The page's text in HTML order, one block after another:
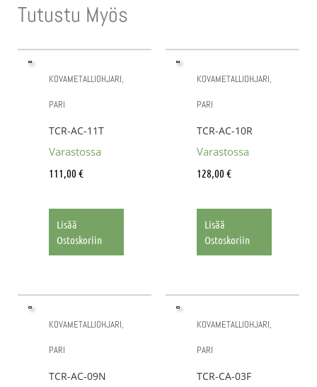
Tutustu Myös
KOVAMETALLIOHJARI,
PARI
TCR-AC-11T
Varastossa
111,00 €
Lisää
Ostoskoriin
KOVAMETALLIOHJARI,
PARI
TCR-AC-10R
Varastossa
128,00 €
Lisää
Ostoskoriin
KOVAMETALLIOHJARI,
PARI
TCR-AC-09N
KOVAMETALLIOHJARI,
PARI
TCR-CA-03F